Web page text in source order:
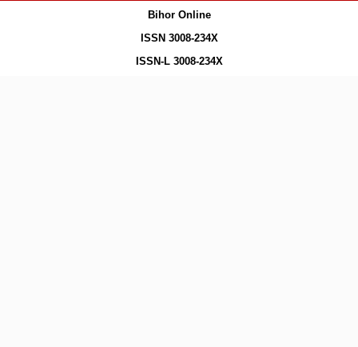
Bihor Online
ISSN 3008-234X
ISSN-L 3008-234X